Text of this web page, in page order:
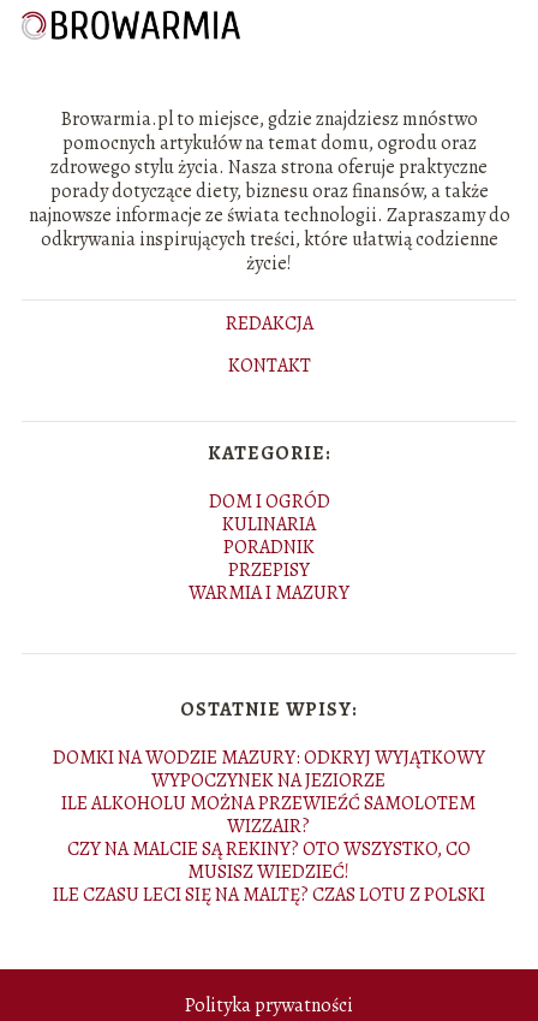
Browarmia.pl to miejsce, gdzie znajdziesz mnóstwo
pomocnych artykułów na temat domu, ogrodu oraz
zdrowego stylu życia. Nasza strona oferuje praktyczne
porady dotyczące diety, biznesu oraz finansów, a także
najnowsze informacje ze świata technologii. Zapraszamy do
odkrywania inspirujących treści, które ułatwią codzienne
życie!
REDAKCJA
KONTAKT
KATEGORIE:
DOM I OGRÓD
KULINARIA
PORADNIK
PRZEPISY
WARMIA I MAZURY
OSTATNIE WPISY:
DOMKI NA WODZIE MAZURY: ODKRYJ WYJĄTKOWY
WYPOCZYNEK NA JEZIORZE
ILE ALKOHOLU MOŻNA PRZEWIEŹĆ SAMOLOTEM
WIZZAIR?
CZY NA MALCIE SĄ REKINY? OTO WSZYSTKO, CO
MUSISZ WIEDZIEĆ!
ILE CZASU LECI SIĘ NA MALTĘ? CZAS LOTU Z POLSKI
Polityka prywatności